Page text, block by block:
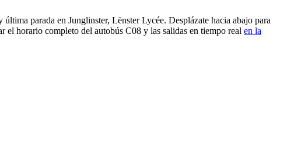
parada en Junglinster, Lënster Lycée. Desplázate hacia abajo para
el horario completo del autobús C08 y las salidas en tiempo real en la